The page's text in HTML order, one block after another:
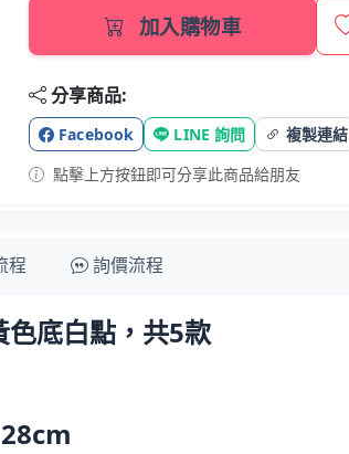
加入購物車
分享商品:
Facebook LINE 詢問
複製連結
點擊上方按鈕即可分享此商品給朋友
程 詢價流程
色底白點，共5款